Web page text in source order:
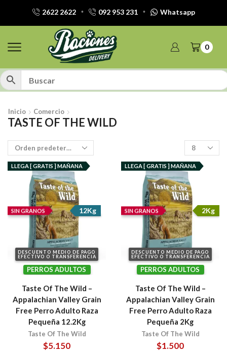
2622 2622 092 953 231 Whatsapp
0
Inicio Comercio
TASTE OF THE WILD
Productos
por
pagina
DESCUENTO MEDIO DE PAGO
EFECTIVO O TRANSFERENCIA
SIN GRANOS 12Kg
LLEGA [ GRATIS ] MAÑANA
PERROS ADULTOS
Taste Of The Wild –
Appalachian Valley Grain
Free Perro Adulto Raza
Pequeña 12.2Kg
Taste Of The Wild
$5.150
DESCUENTO MEDIO DE PAGO
EFECTIVO O TRANSFERENCIA
SIN GRANOS 2Kg
LLEGA [ GRATIS ] MAÑANA
PERROS ADULTOS
Taste Of The Wild –
Appalachian Valley Grain
Free Perro Adulto Raza
Pequeña 2Kg
Taste Of The Wild
$1.500